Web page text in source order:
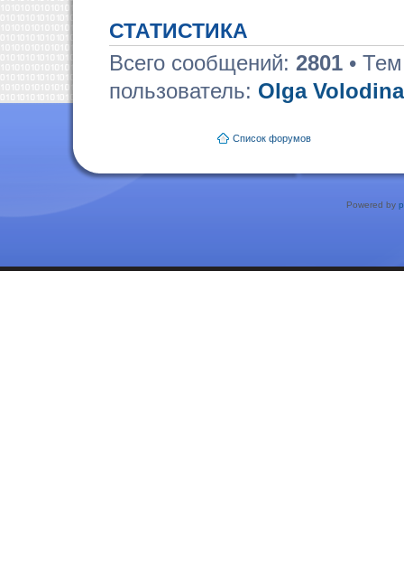
СТАТИСТИКА
Всего сообщений: 2801 •
пользователь: Olga Volodina
Список форумов
Powered by